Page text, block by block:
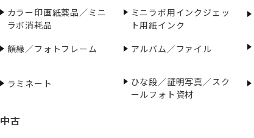
カラー印画紙薬品／ミニ
ラボ消耗品
ミニラボ用インクジェッ
ト用紙インク
額縁／フォトフレーム
アルバム／ファイル
ラミネート
ひな段／証明写真／スク
ールフォト資材
中古